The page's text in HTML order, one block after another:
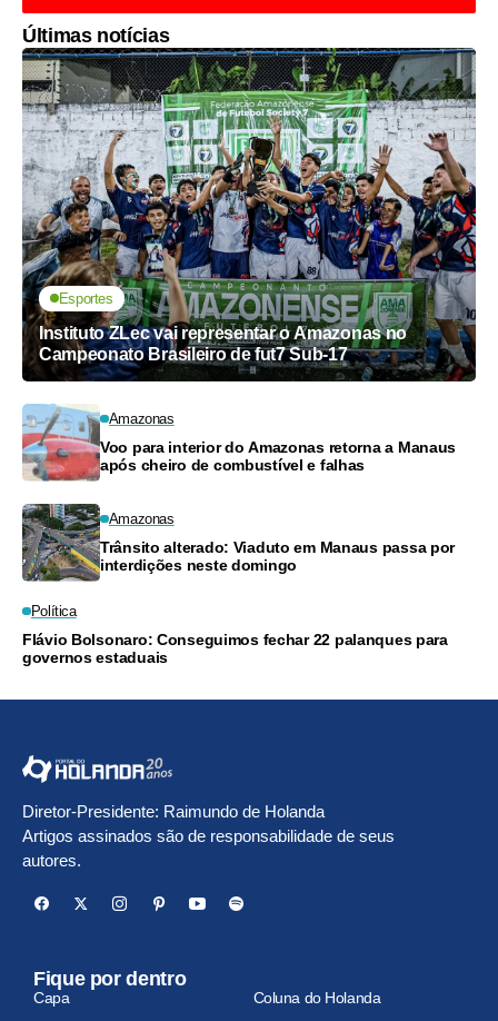
Últimas notícias
Esportes
Instituto ZLec vai representar o Amazonas no
Campeonato Brasileiro de fut7 Sub-17
Amazonas
Voo para interior do Amazonas retorna a Manaus
após cheiro de combustível e falhas
Amazonas
Trânsito alterado: Viaduto em Manaus passa por
interdições neste domingo
Política
Flávio Bolsonaro: Conseguimos fechar 22 palanques para
governos estaduais
Diretor-Presidente: Raimundo de Holanda
Artigos assinados são de responsabilidade de seus
autores.
Fique por dentro
Capa Coluna do Holanda